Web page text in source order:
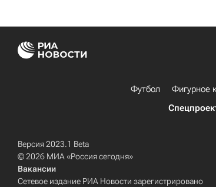
Футбол Фигурное
Версия 2023.1 Beta
© 2026 МИА «Россия сегодня»
Вакансии
Сетевое издание РИА Новости зарегистрировано